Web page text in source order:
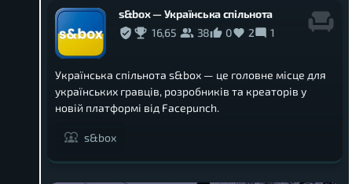
s&box — Українська спільнота
16,65
38 0 2 1
Українська спільнота s&box — це головне місце для
українських гравців, розробників та креаторів у
новій платформі від Facepunch.
s&box